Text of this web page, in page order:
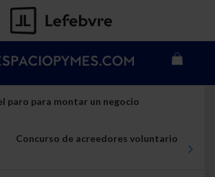
paro para montar un negocio
Concurso de acreedores voluntario